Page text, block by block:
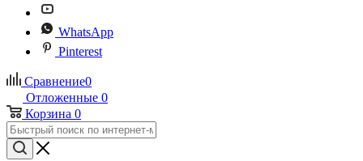
WhatsApp
Pinterest
Сравнение0
Отложенные 0
Корзина 0